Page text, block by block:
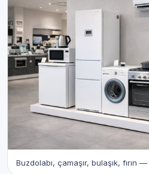
Buzdolabı, çamaşır, bulaşık, fırın